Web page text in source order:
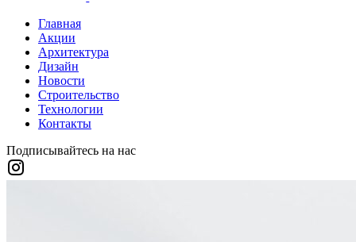
Главная
Акции
Архитектура
Дизайн
Новости
Строительство
Технологии
Контакты
Подписывайтесь на нас